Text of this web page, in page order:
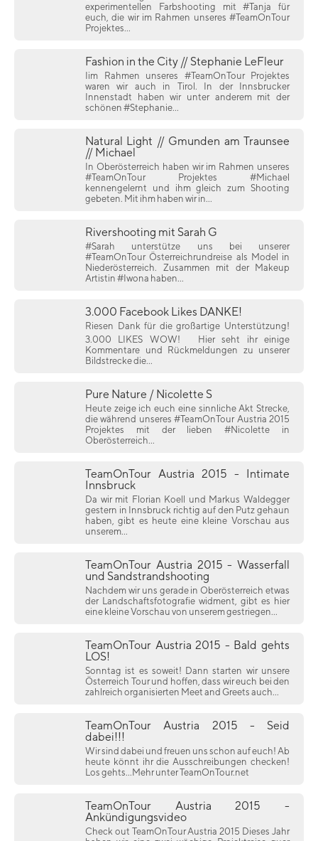
experimentellen Farbshooting mit #Tanja für
euch, die wir im Rahmen unseres #TeamOnTour
Projektes...
Fashion in the City // Stephanie LeFleur
Iim Rahmen unseres #TeamOnTour Projektes
waren wir auch in Tirol. In der Innsbrucker
Innenstadt haben wir unter anderem mit der
schönen #Stephanie...
Natural Light // Gmunden am Traunsee
// Michael
In Oberösterreich haben wir im Rahmen unseres
#TeamOnTour Projektes #Michael
kennengelernt und ihm gleich zum Shooting
gebeten. Mit ihm haben wir in...
Rivershooting mit Sarah G
#Sarah unterstütze uns bei unserer
#TeamOnTour Österreichrundreise als Model in
Niederösterreich. Zusammen mit der Makeup
Artistin #Iwona haben...
3.000 Facebook Likes DANKE!
Riesen Dank für die großartige Unterstützung!
3.000 LIKES WOW!
Hier seht ihr einige
Kommentare und Rückmeldungen zu unserer
Bildstrecke die...
Pure Nature / Nicolette S
Heute zeige ich euch eine sinnliche Akt Strecke,
die während unseres #TeamOnTour Austria 2015
Projektes mit der lieben #Nicolette in
Oberösterreich...
TeamOnTour Austria 2015 - Intimate
Innsbruck
Da wir mit Florian Koell und Markus Waldegger
gestern in Innsbruck richtig auf den Putz gehaun
haben, gibt es heute eine kleine Vorschau aus
unserem...
TeamOnTour Austria 2015 - Wasserfall
und Sandstrandshooting
Nachdem wir uns gerade in Oberösterreich etwas
der Landschaftsfotografie widment, gibt es hier
eine kleine Vorschau von unserem gestriegen...
TeamOnTour Austria 2015 - Bald gehts
LOS!
Sonntag ist es soweit! Dann starten wir unsere
Österreich Tour und hoffen, dass wir euch bei den
zahlreich organisierten Meet and Greets auch...
TeamOnTour Austria 2015 - Seid
dabei!!!
Wir sind dabei und freuen uns schon auf euch! Ab
heute könnt ihr die Ausschreibungen checken!
Los gehts...Mehr unter TeamOnTour.net
TeamOnTour Austria 2015 -
Ankündigungsvideo
Check out TeamOnTour Austria 2015 Dieses Jahr